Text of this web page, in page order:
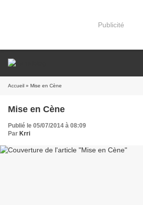
Publicité
Accueil » Mise en Cène
Mise en Cène
Publié le 05/07/2014 à 08:09
Par Krri